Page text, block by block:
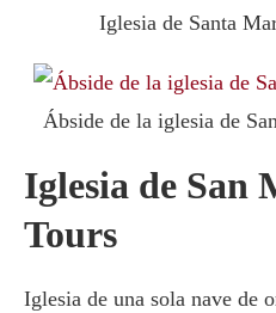
Iglesia de Santa
Ábside de la iglesia de
Iglesia de San
Tours
Iglesia de una sola nave de